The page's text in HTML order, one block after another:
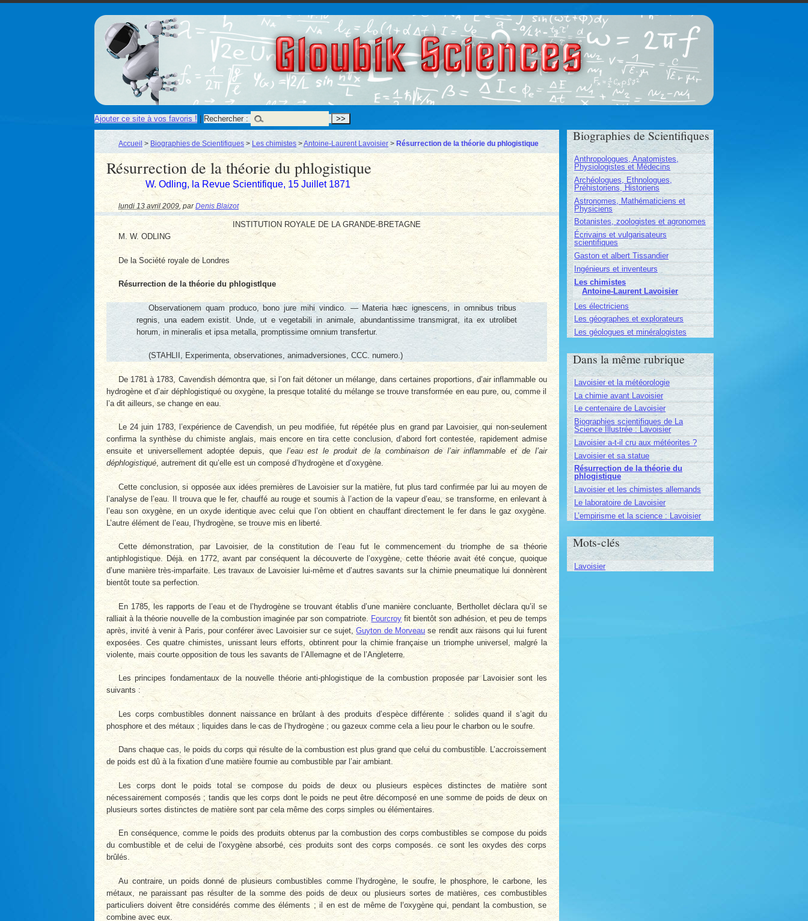
Gloubik Sciences
Ajouter ce site à vos favoris ! | Rechercher :
Accueil > Biographies de Scientifiques > Les chimistes >Antoine-Laurent Lavoisier > Résurrection de la théorie du phlogistique
Résurrection de la théorie du phlogistique
W. Odling, la Revue Scientifique, 15 Juillet 1871
lundi 13 avril 2009 ,parDenis Blaizot
INSTITUTION ROYALE DE LA GRANDE-BRETAGNE
M. W. ODLING
De la Société royale de Londres
Résurrection de la théorie du phlogistlque
Observationem quam produco, bono jure mihi vindico. — Materia hæc ignescens, in omnibus tribus
regnis, una eadem existit. Unde, ut e vegetabili in animale, abundantissime transmigrat, ita ex utrolibet
horum, in mineralis et ipsa metalla, promptissime omnium transfertur.
(STAHLII, Experimenta, observationes, animadversiones, CCC. numero.)
De 1781 à 1783, Cavendish démontra que, si l’on fait détoner un mélange, dans certaines proportions, d’air inflammable ou
hydrogène et d’air déphlogistiqué ou oxygène, la presque totalité du mélange se trouve transformée en eau pure, ou, comme il
l’a dit ailleurs, se change en eau.
Le 24 juin 1783, l’expérience de Cavendish, un peu modifiée, fut répétée plus en grand par Lavoisier, qui non-seulement
confirma la synthèse du chimiste anglais, mais encore en tira cette conclusion, d’abord fort contestée, rapidement admise
ensuite et universellement adoptée depuis, quel’eau est le produit de la combinaison de l’air inflammable et de l’air
déphlogistiqué, autrement dit qu’elle est un composé d’hydrogène et d’oxygène.
Cette conclusion, si opposée aux idées premières de Lavoisier sur la matière, fut plus tard confirmée par lui au moyen de
l’analyse de l’eau. Il trouva que le fer, chauffé au rouge et soumis à l’action de la vapeur d’eau, se transforme, en enlevant à
l’eau son oxygène, en un oxyde identique avec celui que l’on obtient en chauffant directement le fer dans le gaz oxygène.
L’autre élément de l’eau, l’hydrogène, se trouve mis en liberté.
Cette démonstration, par Lavoisier, de la constitution de l’eau fut le commencement du triomphe de sa théorie
antiphlogistique. Déjà. en 1772, avant par conséquent la découverte de l’oxygène, cette théorie avait été conçue, quoique
d’une manière très-imparfaite. Les travaux de Lavoisier lui-même et d’autres savants sur la chimie pneumatique lui donnèrent
bientôt toute sa perfection.
En 1785, les rapports de l’eau et de l’hydrogène se trouvant établis d’une manière concluante, Berthollet déclara qu’il se
ralliait à la théorie nouvelle de la combustion imaginée par son compatriote.
Fourcroy fit bientôt son adhésion, et peu de temps
après, invité à venir à Paris, pour conférer avec Lavoisier sur ce sujet,Guyton de Morveau se rendit aux raisons qui lui furent
exposées. Ces quatre chimistes, unissant leurs efforts, obtinrent pour la chimie française un triomphe universel, malgré la
violente, mais courte opposition de tous les savants de l’Allemagne et de l’Angleterre.
Les principes fondamentaux de la nouvelle théorie anti-phlogistique de la combustion proposée par Lavoisier sont les
suivants :
Les corps combustibles donnent naissance en brûlant à des produits d’espèce différente : solides quand il s’agit du
phosphore et des métaux ; liquides dans le cas de l’hydrogène ; ou gazeux comme cela a lieu pour le charbon ou le soufre.
Dans chaque cas, le poids du corps qui résulte de la combustion est plus grand que celui du combustible. L’accroissement
de poids est dû à la fixation d’une matière fournie au combustible par l’air ambiant.
Les corps dont le poids total se compose du poids de deux ou plusieurs espèces distinctes de matière sont
nécessairement composés ; tandis que les corps dont le poids ne peut être décomposé en une somme de poids de deux on
plusieurs sortes distinctes de matière sont par cela même des corps simples ou élémentaires.
En conséquence, comme le poids des produits obtenus par la combustion des corps combustibles se compose du poids
du combustible et de celui de l’oxygène absorbé, ces produits sont des corps composés. ce sont les oxydes des corps
brûlés.
Au contraire, un poids donné de plusieurs combustibles comme l’hydrogène, le soufre, le phosphore, le carbone, les
métaux, ne paraissant pas résulter de la somme des poids de deux ou plusieurs sortes de matières, ces combustibles
particuliers doivent être considérés comme des éléments ; il en est de même de l’oxygène qui, pendant la combustion, se
combine avec eux.
Biographies de Scientifiques
Anthropologues, Anatomistes,
Physiologistes et Médecins
Archéologues, Ethnologues,
Préhistoriens, Historiens
Astronomes, Mathématiciens et
Physiciens
Botanistes, zoologistes et agronomes
Écrivains et vulgarisateurs
scientifiques
Gaston et albert Tissandier
Ingénieurs et inventeurs
Les chimistes
Antoine-Laurent Lavoisier
Les électriciens
Les géographes et explorateurs
Les géologues et minéralogistes
Dans la même rubrique
Lavoisier et la météorologie
La chimie avant Lavoisier
Le centenaire de Lavoisier
Biographies scientifiques de La
Science Illustrée : Lavoisier
Lavoisier a-t-il cru aux météorites ?
Lavoisier et sa statue
Résurrection de la théorie du
phlogistique
Lavoisier et les chimistes allemands
Le laboratoire de Lavoisier
L’empirisme et la science : Lavoisier
Mots-clés
Lavoisier